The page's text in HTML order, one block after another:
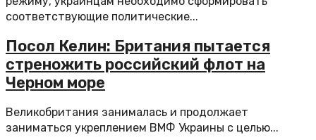
соответствующие политические...
Посол Келин: Британия пытается
стреножить российский флот на
Черном море
Великобритания занималась и продолжает
заниматься укреплением ВМФ Украины с целью...